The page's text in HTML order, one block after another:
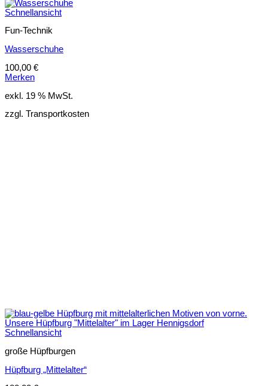
Schnellansicht
Fun-Technik
Wasserschuhe
100,00 €
Merken
exkl. 19 % MwSt.
zzgl. Transportkosten
Schnellansicht
große Hüpfburgen
Hüpfburg „Mittelalter“